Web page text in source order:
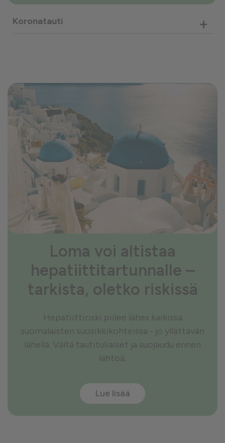
Koronatauti +
Loma voi altistaa
hepatiittitartunnalle –
tarkista, oletko riskissä
Hepatiittiriski piilee lähes kaikissa
suomalaisten suosikkikohteissa - jo yllättävän
lähellä. Vältä tautituliaiset ja suojaudu ennen
lähtöä.
Lue lisää